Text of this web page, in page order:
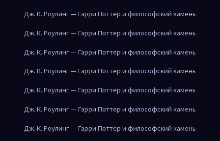
Дж. К. Роулинг — Гарри Поттер и философский камень
Дж. К. Роулинг — Гарри Поттер и философский камень
Дж. К. Роулинг — Гарри Поттер и философский камень
Дж. К. Роулинг — Гарри Поттер и философский камень
Дж. К. Роулинг — Гарри Поттер и философский камень
Дж. К. Роулинг — Гарри Поттер и философский камень
Дж. К. Роулинг — Гарри Поттер и философский камень